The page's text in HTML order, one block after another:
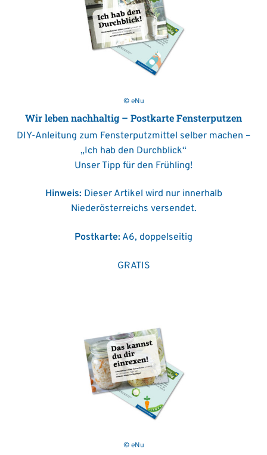
© eNu
Wir leben nachhaltig – Postkarte Fensterputzen
DIY-Anleitung zum Fensterputzmittel selber machen –
„Ich hab den Durchblick“
Unser Tipp für den Frühling!
Hinweis:Dieser Artikel wird nur innerhalb
Niederösterreichs versendet.
Postkarte: A6, doppelseitig
GRATIS
© eNu